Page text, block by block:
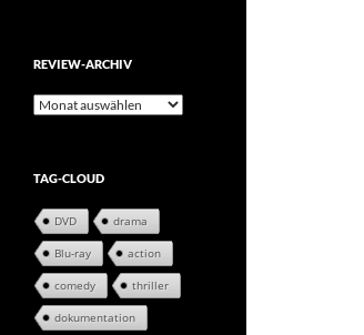
REVIEW-ARCHIV
Review-
TAG-CLOUD
DVD drama
Blu-ray action
comedy thriller
dokumentation